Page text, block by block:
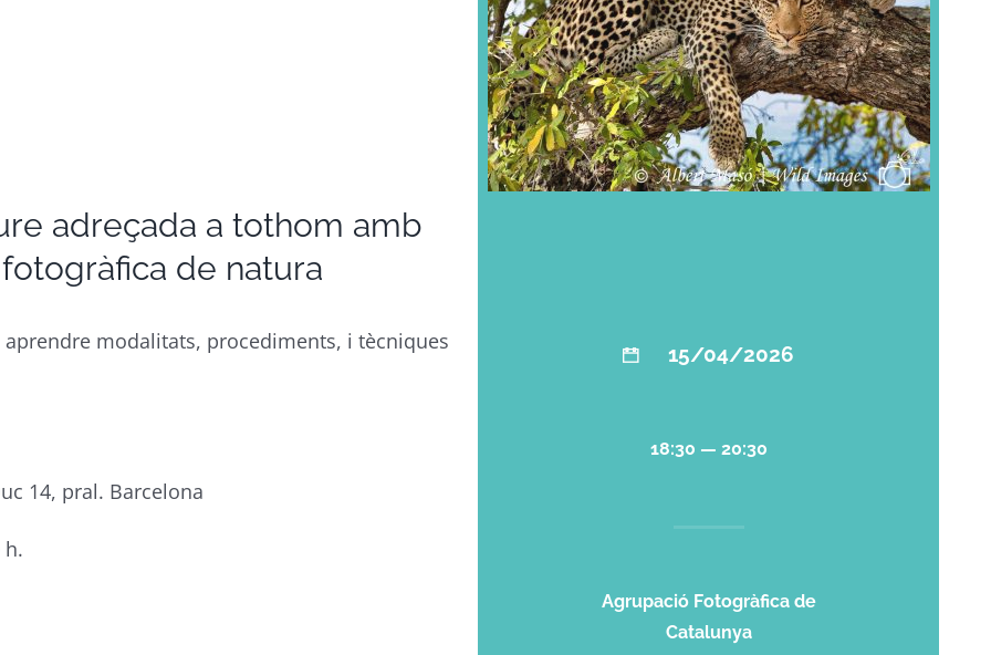
adreçada a tothom amb
de natura
modalitats, procediments, i tècniques
14, pral. Barcelona
h.
15/04/2026
18:30 — 20:30
Agrupació Fotogràfica de
Catalunya